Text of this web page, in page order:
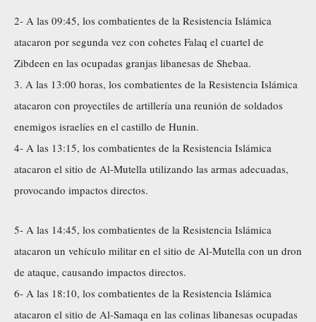
2- A las 09:45, los combatientes de la Resistencia Islámica
atacaron por segunda vez con cohetes Falaq el cuartel de
Zibdeen en las ocupadas granjas libanesas de Shebaa.
3. A las 13:00 horas, los combatientes de la Resistencia Islámica
atacaron con proyectiles de artillería una reunión de soldados
enemigos israelíes en el castillo de Hunin.
4- A las 13:15, los combatientes de la Resistencia Islámica
atacaron el sitio de Al-Mutella utilizando las armas adecuadas,
provocando impactos directos.
5- A las 14:45, los combatientes de la Resistencia Islámica
atacaron un vehículo militar en el sitio de Al-Mutella con un dron
de ataque, causando impactos directos.
6- A las 18:10, los combatientes de la Resistencia Islámica
atacaron el sitio de Al-Samaqa en las colinas libanesas ocupadas